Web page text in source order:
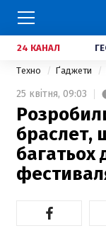
24 КАНАЛ
Техно Ґаджети
25 квітня, 09:03
браслет,
багатьох